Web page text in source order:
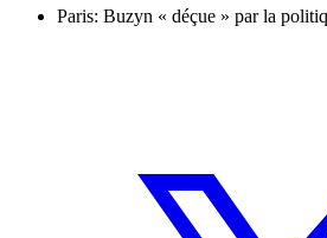
Paris: Buzyn « déçue » par la